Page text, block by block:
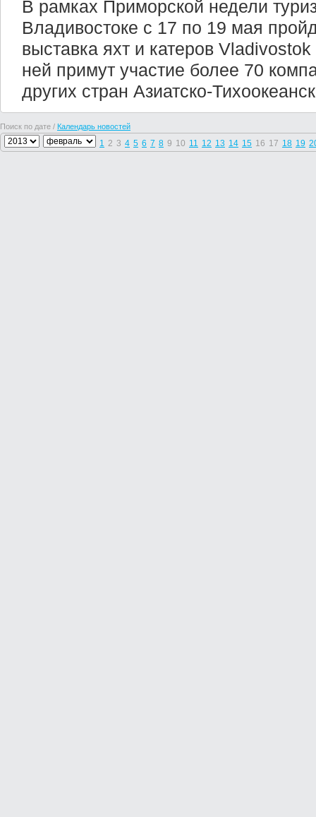
В рамках Приморской недели
Владивостоке с 17 по 19 мая
выставка яхт и катеров
ней примут участие более 70
других стран Азиатско-
Поиск по дате / Календарь новостей
1 2 3 4 5 6 7 8 9 10 11 12 13 14 15 16 17 18 19